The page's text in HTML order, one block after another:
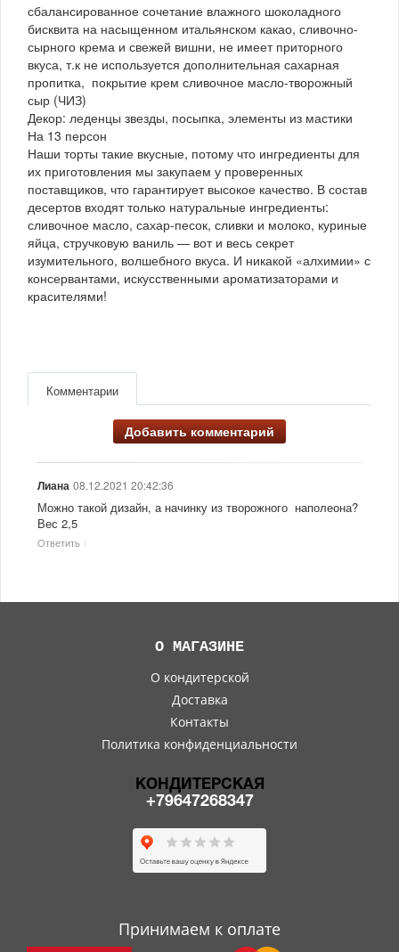
сбалансированное сочетание влажного шоколадного
бисквита на насыщенном итальянском какао, сливочно-
сырного крема и свежей вишни, не имеет приторного
вкуса, т.к не используется дополнительная сахарная
пропитка, покрытие крем сливочное масло-творожный
сыр (ЧИЗ)
Декор: леденцы звезды, посыпка, элементы из мастики
На 13 персон
Наши торты такие вкусные, потому что ингредиенты для
их приготовления мы закупаем у проверенных
поставщиков, что гарантирует высокое качество. В состав
десертов входят только натуральные ингредиенты:
сливочное масло, сахар-песок, сливки и молоко, куриные
яйца, стручковую ваниль — вот и весь секрет
изумительного, волшебного вкуса. И никакой «алхимии» с
консервантами, искусственными ароматизаторами и
красителями!
Комментарии
Добавить комментарий
Лиана 08.12.2021 20:42:36
Можно такой дизайн, а начинку из творожного наполеона?
Вес 2,5
Ответить
О МАГАЗИНЕ
О кондитерской
Доставка
Контакты
Политика конфиденциальности
КОНДИТЕРСКАЯ
+79647268347
Принимаем к оплате